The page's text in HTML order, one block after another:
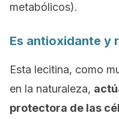
metabólicos).
Es antioxidante y
Esta lecitina, como
en la naturaleza,
protectora de las